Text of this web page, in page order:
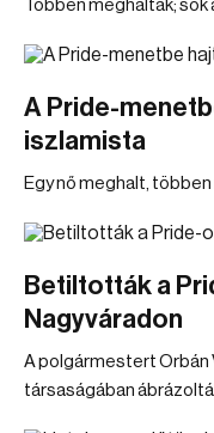
Többen meghaltak; sok
A Pride-
iszlamista
Egy nő meghalt,
Betiltották a
Nagyváradon
A polgármestert Orbán
társaságában